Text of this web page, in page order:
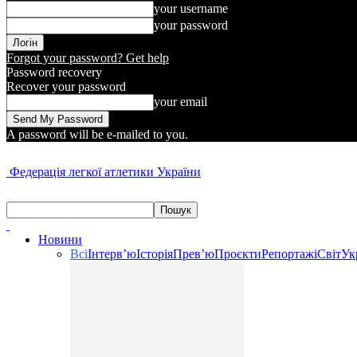
your username
your password
Forgot your password? Get help
Password recovery
Recover your password
your email
A password will be e-mailed to you.
Федерація легкої атлетики України
Новини
ВсіІнтерв’юІсторіяПрев’юПроєктиРепортажіСвіт